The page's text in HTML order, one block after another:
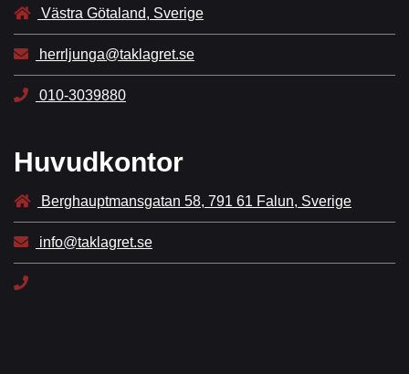
Västra Götaland, Sverige
herrljunga@taklagret.se
010-3039880
Huvudkontor
Berghauptmansgatan 58, 791 61 Falun, Sverige
info@taklagret.se